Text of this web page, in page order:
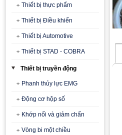
Thiết bị thực phẩm
Thiết bị Điều khiển
Thiết bị Automotive
Thiết bị STAD - COBRA
Thiết bị truyền động
Phanh thủy lực EMG
Động cơ hộp số
Khớp nối và giảm chấn
Vòng bi một chiều